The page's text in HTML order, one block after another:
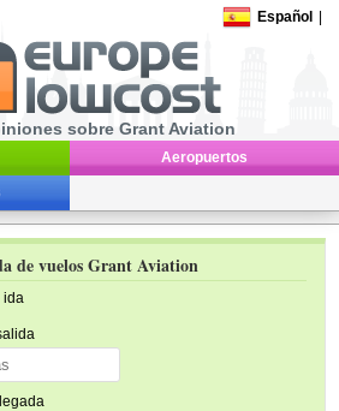
Español
sobre Grant Aviation
Aeropuertos
de vuelos Grant Aviation
ida